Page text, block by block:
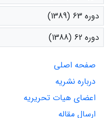
دوره 63 (1389)
دوره 62 (1388)
صفحه اصلی
درباره نشریه
اعضای هیات تحریریه
ارسال مقاله